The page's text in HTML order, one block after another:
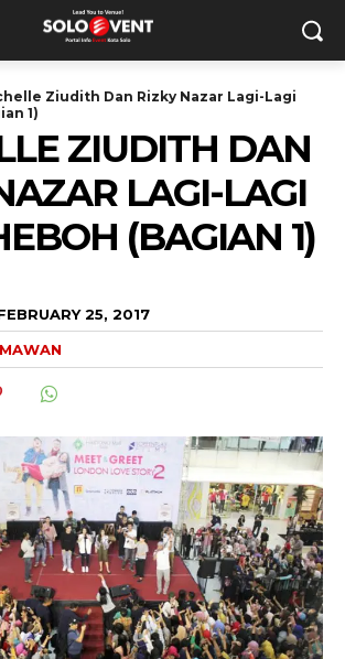
Ziudith Dan Rizky Nazar Lagi-Lagi
1)
ZIUDITH DAN
LAGI-LAGI
(BAGIAN 1)
25, 2017